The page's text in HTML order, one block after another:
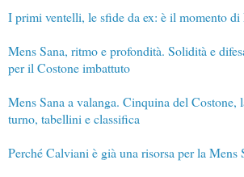
I primi ventelli, le sfide da ex: è il momento di
Mens Sana, ritmo e profondità. Solidità e
per il Costone imbattuto
Mens Sana a valanga. Cinquina del Costone,
turno, tabellini e classifica
Perché Calviani è già una risorsa per la Mens